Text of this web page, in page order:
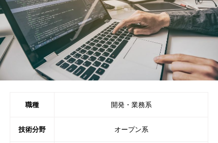
職種 開発・業務系
技術分野 オープン系